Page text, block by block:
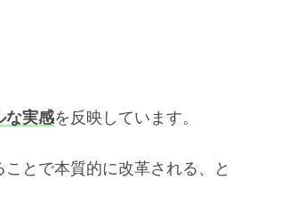
な実感を反映しています。
ことで本質的に改革される、と